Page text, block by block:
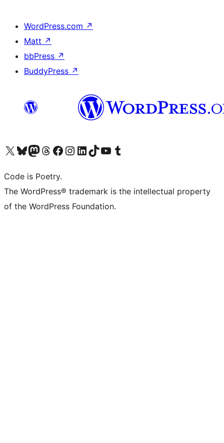
WordPress.com ↗
Matt ↗
bbPress ↗
BuddyPress ↗
Bezoek ons X (voorheen Twitter) account
Bezoek onze Bluesky account
Bezoek ons Mastodon account
Bezoek onze Threads account
Onze Facebookpagina bezoeken
Bezoek onze Instagram account
Bezoek onze LinkedIn account
Bezoek onze TikTok account
Bezoek ons YouTube kanaalBezoek onze Tumblr account
Code is Poetry.
The WordPress® trademark is the intellectual property
of the WordPress Foundation.